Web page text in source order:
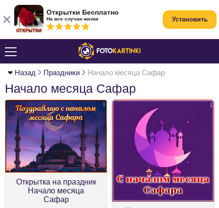
Назад Праздники Начало месяца Сафар
Начало месяца Сафар
Открытка на праздник
Начало месяца
Сафар
Открытки Бесплатно
На все случаи жизни Установить